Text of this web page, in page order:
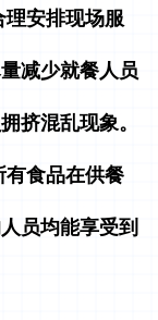
理安排现场服
减少就餐人员
挤混乱现象。
有食品在供餐
员均能享受到